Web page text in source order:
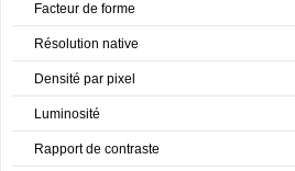
Facteur de forme
Résolution native
Densité par pixel
Luminosité
Rapport de contraste